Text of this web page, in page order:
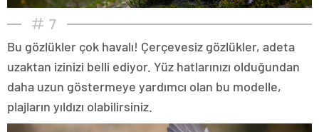
7
Bu gözlükler çok havalı! Çerçevesiz gözlükler, adeta
uzaktan izinizi belli ediyor. Yüz hatlarınızı olduğundan
daha uzun göstermeye yardımcı olan bu modelle,
plajların yıldızı olabilirsiniz.